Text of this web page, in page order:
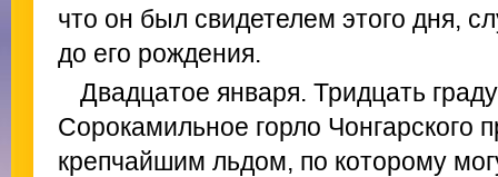
что он был свидетелем этого дня,
до его рождения.
Двадцатое января. Тридцать
Сорокамильное горло Чонгарского
крепчайшим льдом, по которому